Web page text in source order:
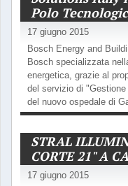
Polo
17 giugno 2015
Bosch Energy and
Bosch specializzata
energetica, grazie al
del servizio di
del nuovo ospedale di
STRAL
CORTE 21" A
17 giugno 2015